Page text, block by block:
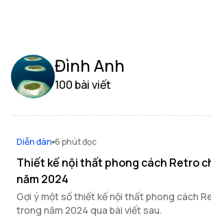
Đình Anh
100 bài viết
Diễn đàn 6 phút đọc
Thiết kế nội thất phong cách Retro
năm 2024
Gợi ý một số thiết kế nội thất phong cách
trong năm 2024 qua bài viết sau.